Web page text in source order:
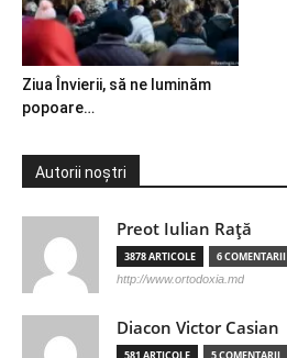
Ziua Învierii, să ne luminăm
popoare…
Autorii noștri
Preot Iulian Raţă
3878 ARTICOLE 6 COMENTARII
http://www.ortodoxia.md
Diacon Victor Casian